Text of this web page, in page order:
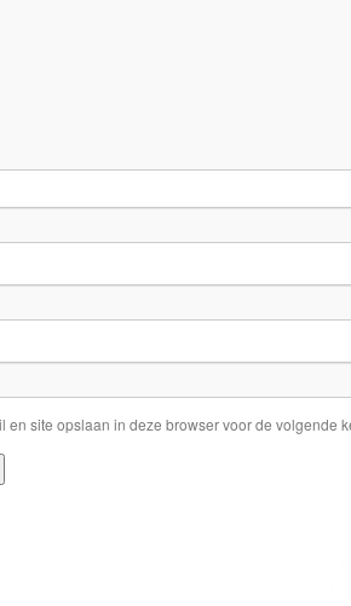
en site opslaan in deze browser voor de volgende